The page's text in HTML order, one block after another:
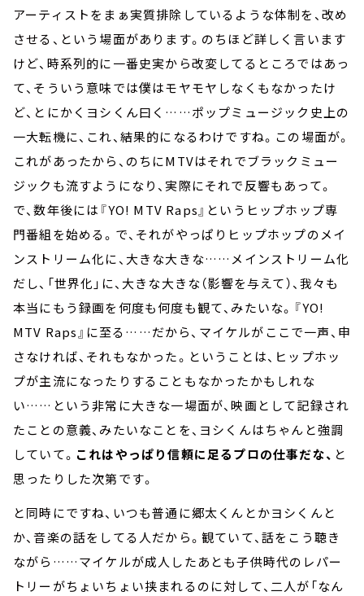
アーティストをまぁ実質排除しているような体制を、改め
させる、という場面があります。のちほど詳しく言います
けど、時系列的に一番史実から改変してるところではあっ
て、そういう意味では僕はモヤモヤしなくもなかったけ
ど、とにかくヨシくん曰く……ポップミュージック史上の
一大転機に、これ、結果的になるわけですね。この場面が。
これがあったから、のちにMTVはそれでブラックミュー
ジックも流すようになり、実際にそれで反響もあって。
で、数年後には『YO! MTV Raps』というヒップホップ専
門番組を始める。で、それがやっぱりヒップホップのメイ
ンストリーム化に、大きな大きな……メインストリーム化
だし、「世界化」に、大きな大きな（影響を与えて）、我々も
本当にもう録画を何度も何度も観て、みたいな。『YO!
MTV Raps』に至る……だから、マイケルがここで一声、申
さなければ、それもなかった。ということは、ヒップホッ
プが主流になったりすることもなかったかもしれな
い……という非常に大きな一場面が、映画として記録され
たことの意義、みたいなことを、ヨシくんはちゃんと強調
していて。 これはやっぱり信頼に足るプロの仕事だな、 と
思ったりした次第です。
と同時にですね、いつも普通に郷太くんとかヨシくんと
か、音楽の話をしてる人だから。観ていて、話をこう聴き
ながら……マイケルが成人したあとも子供時代のレパー
トリーがちょいちょい挟まれるのに対して、二人が「なん